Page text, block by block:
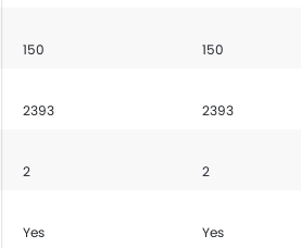
150 150
2393 2393
2 2
Yes Yes